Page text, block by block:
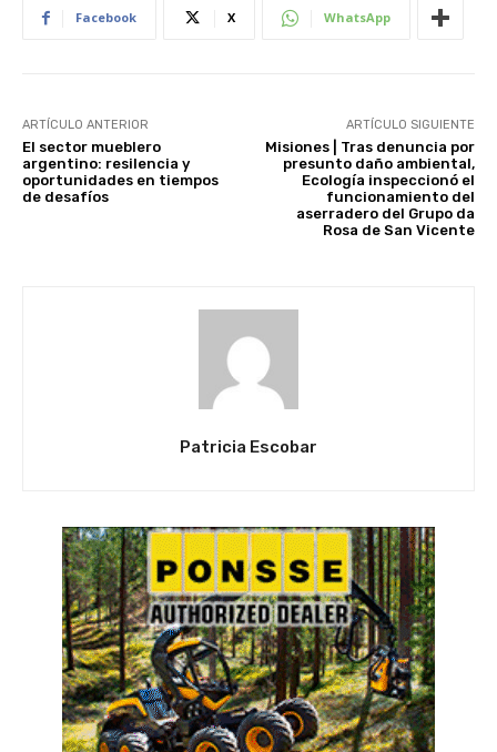
Facebook X WhatsApp
ARTÍCULO ANTERIOR
El sector mueblero
argentino: resilencia y
oportunidades en tiempos
de desafíos
ARTÍCULO SIGUIENTE
Misiones | Tras denuncia por
presunto daño ambiental,
Ecología inspeccionó el
funcionamiento del
aserradero del Grupo da
Rosa de San Vicente
Patricia Escobar